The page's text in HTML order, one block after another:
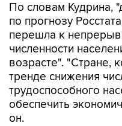
По словам Кудрина,
по прогнозу
перешла к
численности
возрасте". "Стране,
тренде снижения
трудоспособного
обеспечить
он.